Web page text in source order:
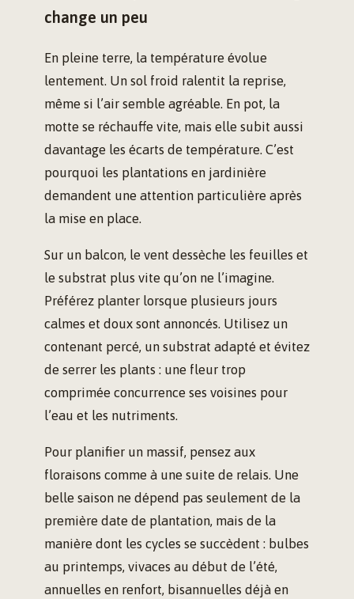
change un peu
En pleine terre, la température évolue
lentement. Un sol froid ralentit la reprise,
même si l’air semble agréable. En pot, la
motte se réchauffe vite, mais elle subit aussi
davantage les écarts de température. C’est
pourquoi les plantations en jardinière
demandent une attention particulière après
la mise en place.
Sur un balcon, le vent dessèche les feuilles et
le substrat plus vite qu’on ne l’imagine.
Préférez planter lorsque plusieurs jours
calmes et doux sont annoncés. Utilisez un
contenant percé, un substrat adapté et évitez
de serrer les plants : une fleur trop
comprimée concurrence ses voisines pour
l’eau et les nutriments.
Pour planifier un massif, pensez aux
floraisons comme à une suite de relais. Une
belle saison ne dépend pas seulement de la
première date de plantation, mais de la
manière dont les cycles se succèdent : bulbes
au printemps, vivaces au début de l’été,
annuelles en renfort, bisannuelles déjà en